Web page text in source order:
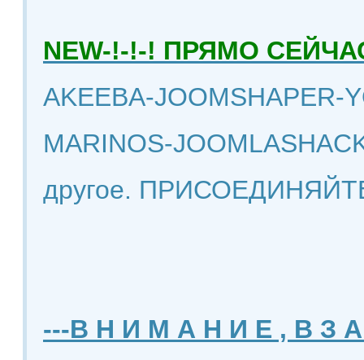
NEW-!-!-! ПРЯМО
AKEEBA-JOOMSHAPER-
MARINOS-
другое.
---В Н И М А Н И Е , В З